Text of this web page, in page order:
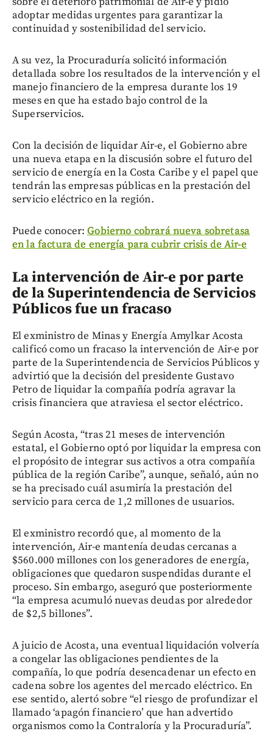
adoptar medidas urgentes para garantizar la
continuidad y sostenibilidad del servicio.
A su vez, la Procuraduría solicitó información
detallada sobre los resultados de la intervención y el
manejo financiero de la empresa durante los 19
meses en que ha estado bajo control de la
Superservicios.
Con la decisión de liquidar Air-e, el Gobierno abre
una nueva etapa en la discusión sobre el futuro del
servicio de energía en la Costa Caribe y el papel que
tendrán las empresas públicas en la prestación del
servicio eléctrico en la región.
Puede conocer:Gobierno cobrará nueva sobretasa
en la factura de energía para cubrir crisis de Air-e
La intervención de Air-e por parte
de la Superintendencia de Servicios
Públicos fue un fracaso
El exministro de Minas y Energía Amylkar Acosta
calificó como un fracaso la intervención de Air-e por
parte de la Superintendencia de Servicios Públicos y
advirtió que la decisión del presidente Gustavo
Petro de liquidar la compañía podría agravar la
crisis financiera que atraviesa el sector eléctrico.
Según Acosta, “tras 21 meses de intervención
estatal, el Gobierno optó por liquidar la empresa con
el propósito de integrar sus activos a otra compañía
pública de la región Caribe”, aunque, señaló, aún no
se ha precisado cuál asumiría la prestación del
servicio para cerca de 1,2 millones de usuarios.
El exministro recordó que, al momento de la
intervención, Air-e mantenía deudas cercanas a
$560.000 millones con los generadores de energía,
obligaciones que quedaron suspendidas durante el
proceso. Sin embargo, aseguró que posteriormente
“la empresa acumuló nuevas deudas por alrededor
de $2,5 billones”.
A juicio de Acosta, una eventual liquidación volvería
a congelar las obligaciones pendientes de la
compañía, lo que podría desencadenar un efecto en
cadena sobre los agentes del mercado eléctrico. En
ese sentido, alertó sobre “el riesgo de profundizar el
llamado ‘apagón financiero’ que han advertido
organismos como la Contraloría y la Procuraduría”.